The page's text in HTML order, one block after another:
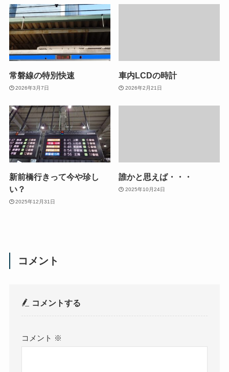
常磐線の特別快速
2026年3月7日
車内LCDの時計
2026年2月21日
新前橋行きって今や珍し
い？
2025年12月31日
誰かと思えば・・・
2025年10月24日
コメント
コメントする
コメント ※